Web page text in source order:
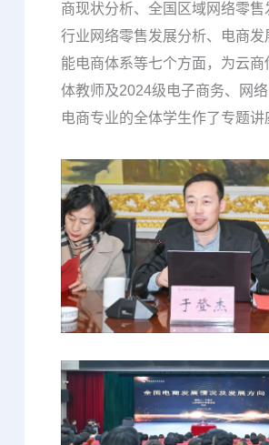
商现状分析、全国区域网络零售
行业网络零售发展分析、电商发
能电商体系等七个方面，为云商
体教师及2024级电子商务、网
电商专业的全体学生作了专题讲